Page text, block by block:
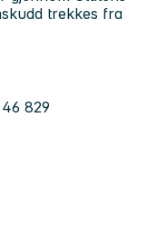
trekkes fra
829